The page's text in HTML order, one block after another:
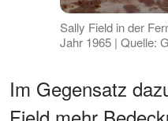
Sally Field in der
Jahr 1965 | Quelle:
Im Gegensatz